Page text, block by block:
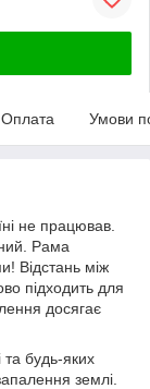
Оплата Умови
не працював.
Рама
Відстань між
підходить для
досягає
та будь-яких
землі.